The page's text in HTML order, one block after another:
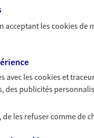
Ferrand
acceptant lescookiesde
avec lescookies et
des publicités
de les refuser comme de